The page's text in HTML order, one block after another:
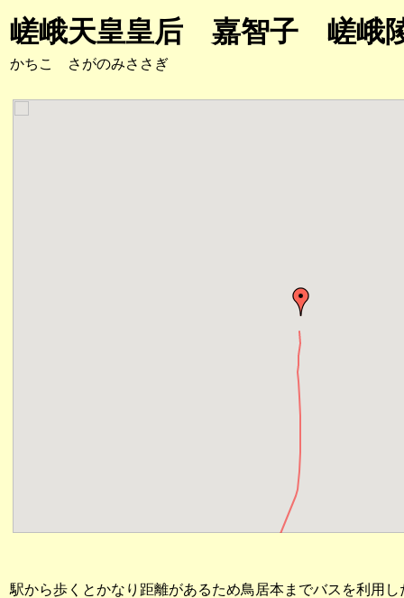
嵯峨天皇皇后 嘉智子 嵯峨
かちこ さがのみささぎ
駅から歩くとかなり距離があるため鳥居本までバスを利用